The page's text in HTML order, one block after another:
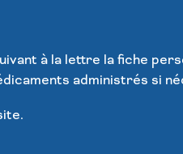
à la lettre la fiche
administrés si